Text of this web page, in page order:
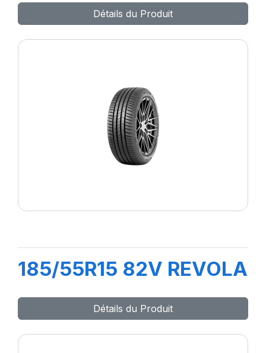
Détails du Produit
185/55R15 82V REVOLA
Détails du Produit